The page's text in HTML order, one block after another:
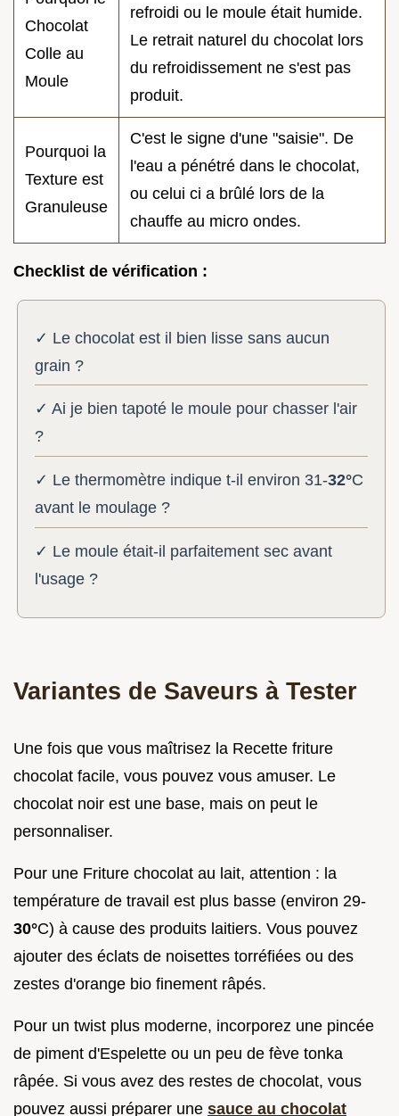
Chocolat
Colle au
Moule
refroidi ou le moule était humide.
Le retrait naturel du chocolat lors
du refroidissement ne s'est pas
produit.
Pourquoi la
Texture est
Granuleuse
C'est le signe d'une "saisie". De
l'eau a pénétré dans le chocolat,
ou celui ci a brûlé lors de la
chauffe au micro ondes.
Checklist de vérification :
✓ Le chocolat est il bien lisse sans aucun
grain ?
✓ Ai je bien tapoté le moule pour chasser l'air
?
✓ Le thermomètre indique t-il environ 31-32°C
avant le moulage ?
✓ Le moule était-il parfaitement sec avant
l'usage ?
Variantes de Saveurs à Tester
Une fois que vous maîtrisez la Recette friture
chocolat facile, vous pouvez vous amuser. Le
chocolat noir est une base, mais on peut le
personnaliser.
Pour une Friture chocolat au lait, attention : la
température de travail est plus basse (environ 29-
30°C) à cause des produits laitiers. Vous pouvez
ajouter des éclats de noisettes torréfiées ou des
zestes d'orange bio finement râpés.
Pour un twist plus moderne, incorporez une pincée
de piment d'Espelette ou un peu de fève tonka
râpée. Si vous avez des restes de chocolat, vous
pouvez aussi préparer une sauce au chocolat